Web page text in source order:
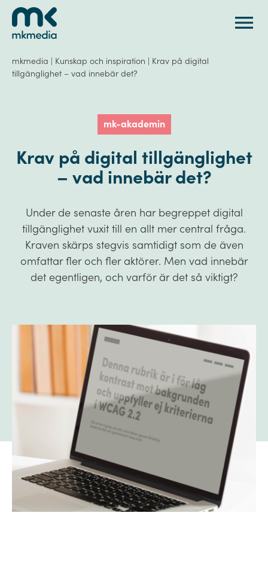
Gå till innehåll
mkmedia | Kunskap och inspiration | Krav på digital
tillgänglighet – vad innebär det?
mk-akademin
Krav på digital tillgänglighet
– vad innebär det?
Under de senaste åren har begreppet digital
tillgänglighet vuxit till en allt mer central fråga.
Kraven skärps stegvis samtidigt som de även
omfattar fler och fler aktörer. Men vad innebär
det egentligen, och varför är det så viktigt?